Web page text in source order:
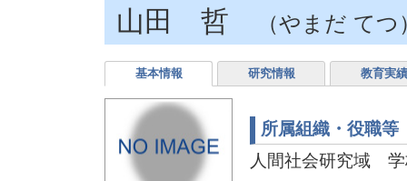
山田 哲 （やまだ てつ
基本情報 研究情報 教育実績
所属組織・役職等
人間社会研究域